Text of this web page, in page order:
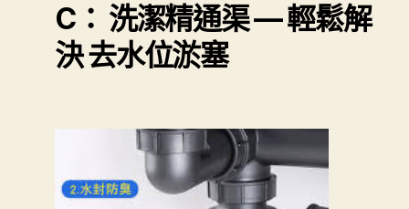
C： 洗潔精通渠 — 輕鬆解
決 去水位淤塞